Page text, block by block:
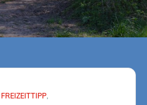
FREIZEITTIPP